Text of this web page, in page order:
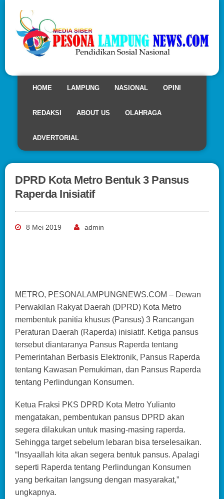
HOME LAMPUNG NASIONAL OPINI
REDAKSI ABOUT US OLAHRAGA
ADVERTORIAL
DPRD Kota Metro Bentuk 3 Pansus
Raperda Inisiatif
8 Mei 2019 admin
METRO, PESONALAMPUNGNEWS.COM – Dewan
Perwakilan Rakyat Daerah (DPRD) Kota Metro
membentuk panitia khusus (Pansus) 3 Rancangan
Peraturan Daerah (Raperda) inisiatif. Ketiga pansus
tersebut diantaranya Pansus Raperda tentang
Pemerintahan Berbasis Elektronik, Pansus Raperda
tentang Kawasan Pemukiman, dan Pansus Raperda
tentang Perlindungan Konsumen.
Ketua Fraksi PKS DPRD Kota Metro Yulianto
mengatakan, pembentukan pansus DPRD akan
segera dilakukan untuk masing-masing raperda.
Sehingga target sebelum lebaran bisa terselesaikan.
“Insyaallah kita akan segera bentuk pansus. Apalagi
seperti Raperda tentang Perlindungan Konsumen
yang berkaitan langsung dengan masyarakat,”
ungkapnya.